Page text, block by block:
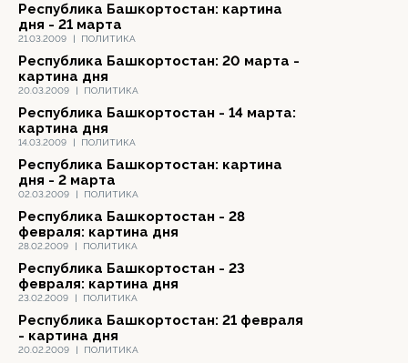
21.03.2009 | ПОЛИТИКА
Республика Башкортостан: картина
дня - 21 марта
20.03.2009 | ПОЛИТИКА
Республика Башкортостан: 20 марта -
картина дня
14.03.2009 | ПОЛИТИКА
Республика Башкортостан - 14 марта:
картина дня
02.03.2009 | ПОЛИТИКА
Республика Башкортостан: картина
дня - 2 марта
28.02.2009 | ПОЛИТИКА
Республика Башкортостан - 28
февраля: картина дня
23.02.2009 | ПОЛИТИКА
Республика Башкортостан - 23
февраля: картина дня
20.02.2009 | ПОЛИТИКА
Республика Башкортостан: 21 февраля
- картина дня